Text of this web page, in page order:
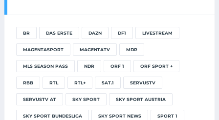
BR DAS ERSTE DAZN DF1 LIVESTREAM
MAGENTASPORT MAGENTATV MDR
MLS SEASON PASS NDR ORF 1 ORF SPORT +
RBB RTL RTL+ SAT.1 SERVUSTV
SERVUSTV AT SKY SPORT SKY SPORT AUSTRIA
SKY SPORT BUNDESLIGA SKY SPORT NEWS SPORT 1